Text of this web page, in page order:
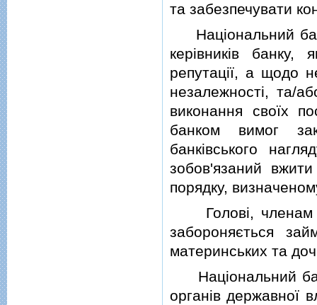
та забезпечувати
Нацiональний
керiвникiв банку,
репутацiї, а щодо
незалежностi, та/
виконання своїх
банком вимог
банкiвського
зобов'язаний
порядку,
Головi, членам
забороняється
материнських та
Нацiональний
органiв державної